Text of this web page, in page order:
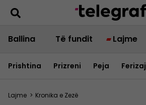
Ballina Të fundit Lajme
Prishtina Prizreni Peja Ferizaj
Lajme > Kronika e Zezë